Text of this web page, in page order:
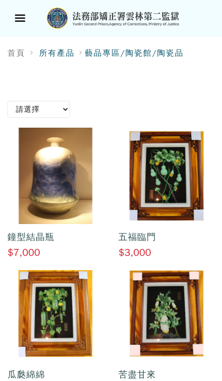
單
鈕
首頁 所有產品 藝品專區/陶瓷館/陶瓷品
鐘型結晶瓶
$7,000
五福臨門
$3,000
瓜瓞綿綿 苦盡甘來